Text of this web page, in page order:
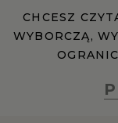
CHCESZ
WYBORCZĄ,